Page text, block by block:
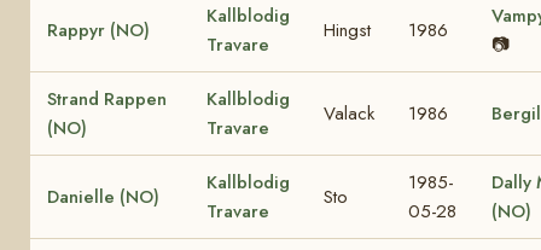
Rappyr (NO)
Kallblodig
Travare
Hingst 1986
📷
Strand Rappen
(NO)
Kallblodig
Travare
Valack 1986
Danielle (NO)
Kallblodig
Travare
Sto
1985-
05-28
Dally
(NO)